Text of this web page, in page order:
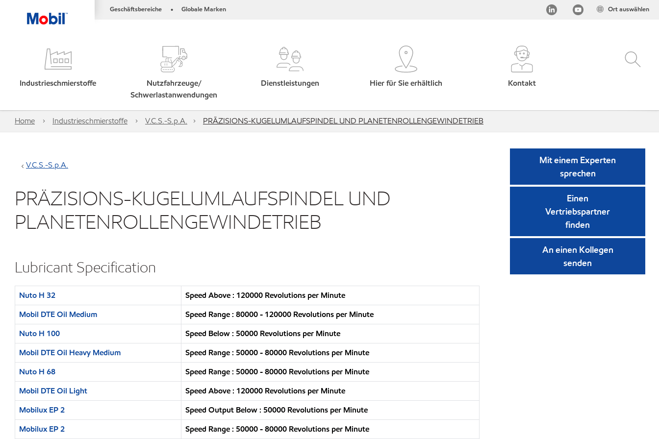
Geschäftsbereiche • Globale Marken Ort auswählen
Industrieschmierstoffe
Nutzfahrzeuge/
Schwerlastanwendungen
Dienstleistungen Hier für Sie erhältlich Kontakt
Home Industrieschmierstoffe V.C.S.-S.p.A. PRÄZISIONS-KUGELUMLAUFSPINDEL UND PLANETENROLLENGEWINDETRIEB
V.C.S.-S.p.A.
PRÄZISIONS-KUGELUMLAUFSPINDEL UND
PLANETENROLLENGEWINDETRIEB
Lubricant Specification
Nuto H 32
Speed Above : 120000 Revolutions per Minute
Mobil DTE Oil Medium
Speed Range : 80000 - 120000 Revolutions per Minute
Nuto H 100
Speed Below : 50000 Revolutions per Minute
Mobil DTE Oil Heavy Medium
Speed Range : 50000 - 80000 Revolutions per Minute
Nuto H 68
Speed Range : 50000 - 80000 Revolutions per Minute
Mobil DTE Oil Light
Speed Above : 120000 Revolutions per Minute
Mobilux EP 2
Speed Output Below : 50000 Revolutions per Minute
Mobilux EP 2
Speed Range : 50000 - 80000 Revolutions per Minute
Mit einem Experten
sprechen
Einen
Vertriebspartner
finden
An einen Kollegen
senden